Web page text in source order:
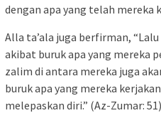
dengan apa yang telah mereka
Alla ta’ala juga berfirman,
akibat buruk apa yang mereka
zalim di antara mereka juga
buruk apa yang mereka
melepaskan diri.” (Az-Zumar: